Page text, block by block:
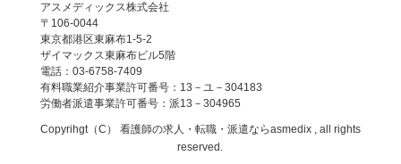
アスメディックス株式会社
〒106-0044
東京都港区東麻布1-5-2
ザイマックス東麻布ビル5階
電話：03-6758-7409
有料職業紹介事業許可番号：13－ユ－304183
労働者派遣事業許可番号：派13－304965
Copyrihgt（C） 看護師の求人・転職・派遣ならasmedix , all rights
reserved.